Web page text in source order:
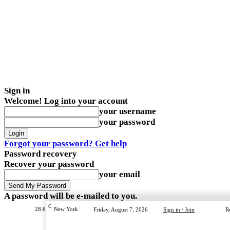
Sign in
Welcome! Log into your account
your username
your password
Forgot your password? Get help
Password recovery
Recover your password
your email
A password will be e-mailed to you.
28.6 C New York Friday, August 7, 2026 Sign in / Join